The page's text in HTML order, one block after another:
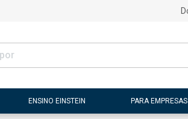
ENSINO EINSTEIN PARA EMPRESAS